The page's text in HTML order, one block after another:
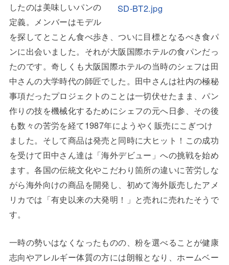
したのは美味しいパンの
定義。メンバーはモデル
を探してとことん食べ歩き、ついに目標となるべき食パ
ンに出会いました。それが大阪国際ホテルの食パンだっ
たのです。奇しくも大阪国際ホテルの当時のシェフは田
中さんの大学時代の師匠でした。田中さんは社内の極秘
事項だったプロジェクトのことは一切伏せたまま、パン
作りの技を機械化するためにシェフの元へ日参、その後
も数々の苦労を経て1987年にようやく販売にこぎつけ
ました。そして商品は発売と同時に大ヒット！この成功
を受けて田中さん達は「海外デビュー」への挑戦を始め
ます。各国の伝統文化やこだわり箇所の違いに苦労しな
がら海外向けの商品を開発し、初めて海外販売したアメ
リカでは「有史以来の大発明！」と売れに売れたそうで
す。
一時の勢いはなくなったものの、粉を選べることが健康
志向やアレルギー体質の方には朗報となり、ホームベー